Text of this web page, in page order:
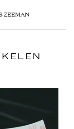
ZEEMAN